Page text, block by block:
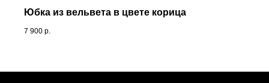
Юбка из вельвета в цвете корица
7 900 р.